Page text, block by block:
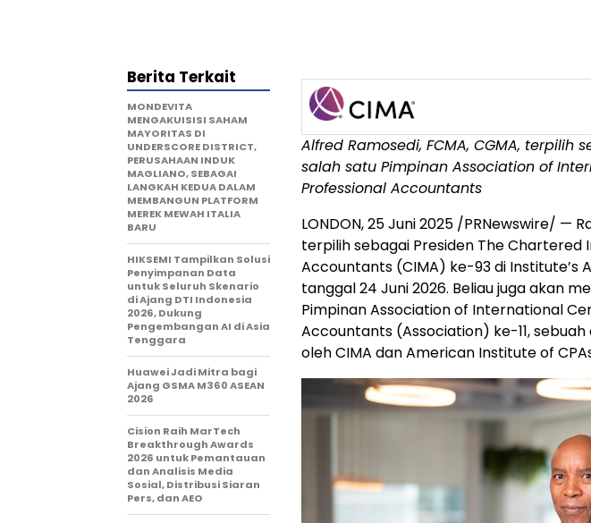
Alfred Ramosedi, FCMA, CGMA, terpilih
salah satu Pimpinan Association of
Professional Accountants
LONDON,25 Juni 2025 /PRNewswire/ —
terpilih sebagai Presiden The
Accountants (CIMA) ke-93 di Institute’s
tanggal 24 Juni 2026. Beliau juga akan
Pimpinan Association of International
Accountants (Association) ke-11,
oleh CIMA dan American Institute of
Berita Terkait
MONDEVITA
MENGAKUISISI SAHAM
MAYORITAS DI
UNDERSCORE DISTRICT,
PERUSAHAAN INDUK
MAGLIANO, SEBAGAI
LANGKAH KEDUA DALAM
MEMBANGUN PLATFORM
MEREK MEWAH ITALIA
BARU
HIKSEMI Tampilkan Solusi
Penyimpanan Data
untuk Seluruh Skenario
di Ajang DTI Indonesia
2026, Dukung
Pengembangan AI di Asia
Tenggara
Huawei Jadi Mitra bagi
Ajang GSMA M360 ASEAN
2026
Cision Raih MarTech
Breakthrough Awards
2026 untuk Pemantauan
dan Analisis Media
Sosial, Distribusi Siaran
Pers, dan AEO